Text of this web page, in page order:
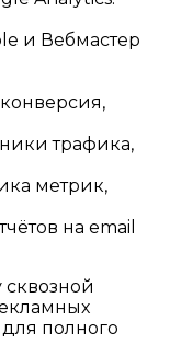
и Вебмастер
трафика,
метрик,
на email
сквозной
полного